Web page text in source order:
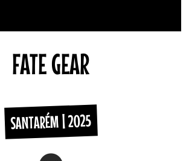
FATE GEAR
SANTARÉM | 2025